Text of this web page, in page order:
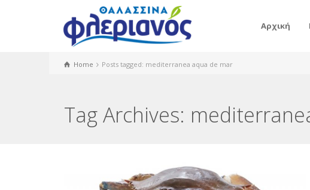
Αρχική
Home Posts tagged: mediterranea aqua de mar
Tag Archives: